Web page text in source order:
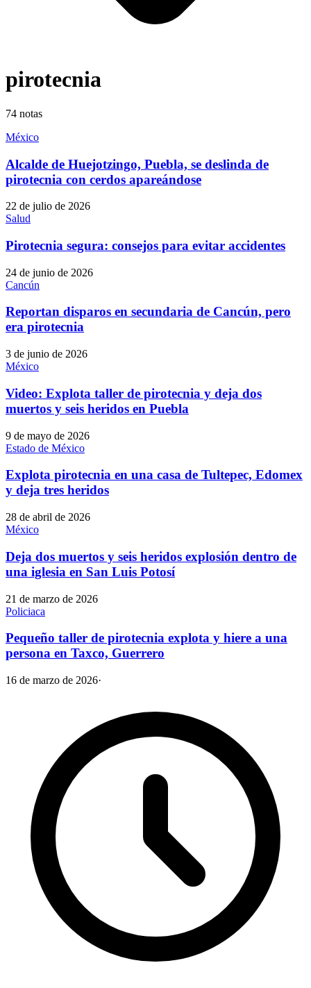
pirotecnia
74 notas
México
Alcalde de Huejotzingo, Puebla, se deslinda de
pirotecnia con cerdos apareándose
22 de julio de 2026
Salud
Pirotecnia segura: consejos para evitar accidentes
24 de junio de 2026
Cancún
Reportan disparos en secundaria de Cancún, pero
era pirotecnia
3 de junio de 2026
México
Video: Explota taller de pirotecnia y deja dos
muertos y seis heridos en Puebla
9 de mayo de 2026
Estado de México
Explota pirotecnia en una casa de Tultepec, Edomex
y deja tres heridos
28 de abril de 2026
México
Deja dos muertos y seis heridos explosión dentro de
una iglesia en San Luis Potosí
21 de marzo de 2026
Policiaca
Pequeño taller de pirotecnia explota y hiere a una
persona en Taxco, Guerrero
16 de marzo de 2026·